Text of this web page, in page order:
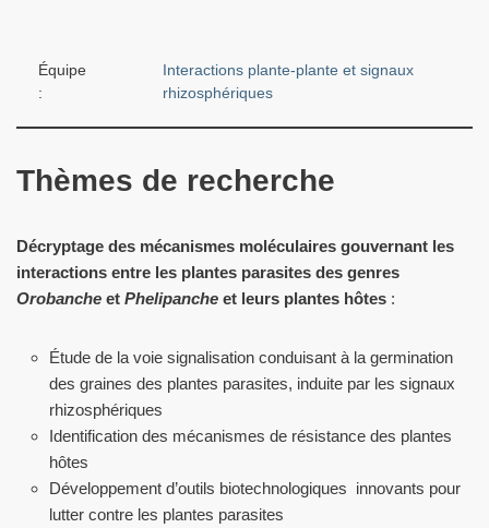
Équipe
:
Interactions plante-plante et signaux
rhizosphériques
Thèmes de recherche
Décryptage des mécanismes moléculaires gouvernant les
interactions entre les plantes parasites des genres
Orobanche et Phelipanche et leurs plantes hôtes :
Étude de la voie signalisation conduisant à la germination
des graines des plantes parasites, induite par les signaux
rhizosphériques
Identification des mécanismes de résistance des plantes
hôtes
Développement d’outils biotechnologiques innovants pour
lutter contre les plantes parasites